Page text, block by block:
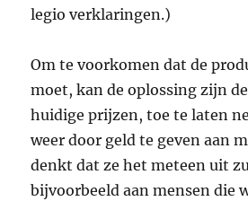
legio verklaringen.)
Om te voorkomen dat de
moet, kan de oplossing zijn
huidige prijzen, toe te laten
weer door geld te geven aan
denkt dat ze het meteen uit
bijvoorbeeld aan mensen die